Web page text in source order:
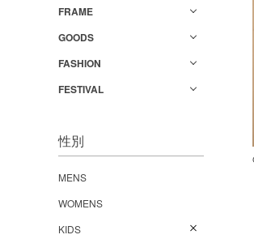
FRAME
GOODS
FASHION
FESTIVAL
性別
MENS
WOMENS
KIDS